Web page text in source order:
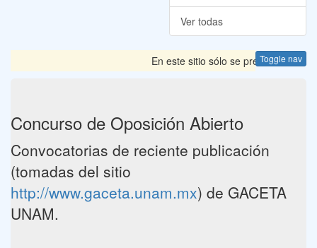
Ver todas
Toggle nav
En este sitio sólo se presentan las
Concurso de Oposición Abierto
Convocatorias de reciente publicación
(tomadas del sitio
http://www.gaceta.unam.mx) de GACETA
UNAM.